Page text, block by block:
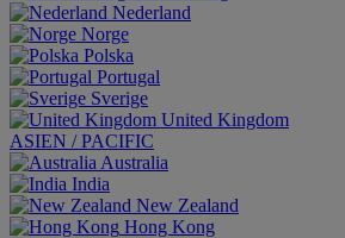
Nederland
Norge
Polska
Portugal
Sverige
United Kingdom
ASIEN / PACIFIC
Australia
India
New Zealand
Hong Kong